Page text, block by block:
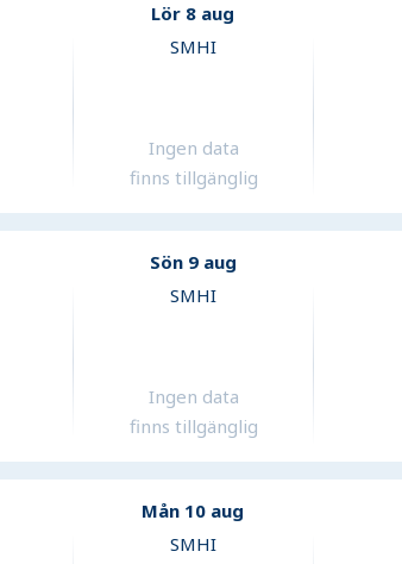
Lör 8 aug
SMHI
Ingen data
finns tillgänglig
Sön 9 aug
SMHI
Ingen data
finns tillgänglig
Mån 10 aug
SMHI